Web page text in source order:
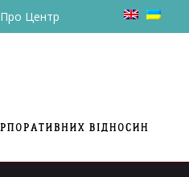
Про Центр